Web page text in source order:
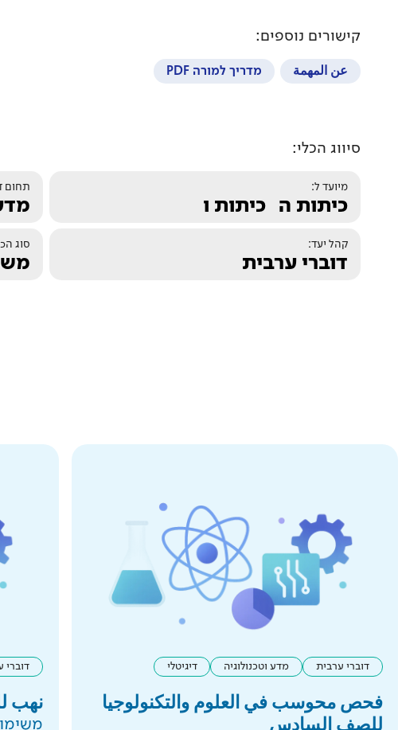
קישורים נוספים:
عن المهمة מדריך למורה PDF
סיווג הכלי:
מיועד ל:
כיתות ה כיתות ו
תחום
קהל יעד:
דוברי ערבית
סוג
דוברי ערבית מדע וטכנולוגיה דיגיטלי
فحص محوسب في العلوم والتكنولوجيا
للصف السادس
דוברי
نهب